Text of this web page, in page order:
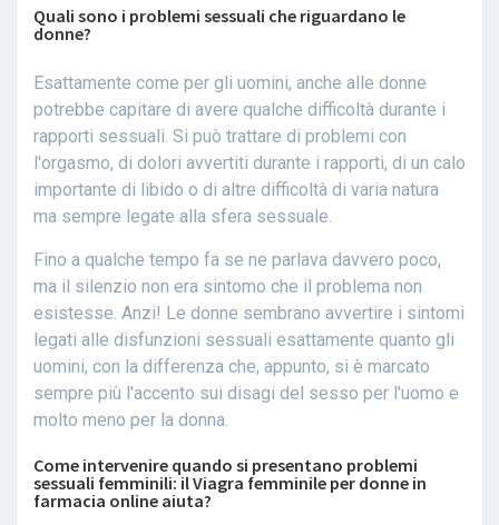
Quali sono i problemi sessuali che riguardano le
donne?
Esattamente come per gli uomini, anche alle donne
potrebbe capitare di avere qualche difficoltà durante i
rapporti sessuali. Si può trattare di problemi con
l'orgasmo, di dolori avvertiti durante i rapporti, di un calo
importante di libido o di altre difficoltà di varia natura
ma sempre legate alla sfera sessuale.
Fino a qualche tempo fa se ne parlava davvero poco,
ma il silenzio non era sintomo che il problema non
esistesse. Anzi! Le donne sembrano avvertire i sintomi
legati alle disfunzioni sessuali esattamente quanto gli
uomini, con la differenza che, appunto, si è marcato
sempre più l'accento sui disagi del sesso per l'uomo e
molto meno per la donna.
Come intervenire quando si presentano problemi
sessuali femminili: il Viagra femminile per donne in
farmacia online aiuta?